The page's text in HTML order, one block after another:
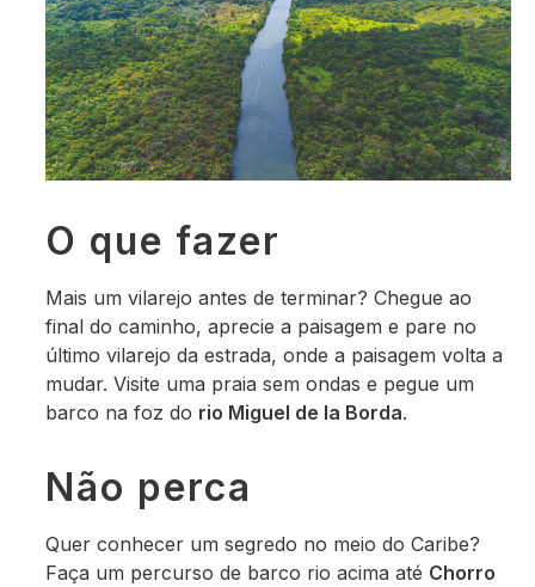
O que fazer
Mais um vilarejo antes de terminar? Chegue ao
final do caminho, aprecie a paisagem e pare no
último vilarejo da estrada, onde a paisagem volta a
mudar. Visite uma praia sem ondas e pegue um
barco na foz do rio Miguel de la Borda.
Não perca
Quer conhecer um segredo no meio do Caribe?
Faça um percurso de barco rio acima até Chorro